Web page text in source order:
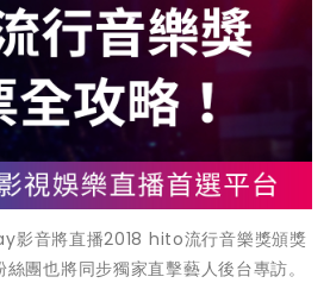
音將直播2018 hito流行音樂獎頒獎
團也將同步獨家直擊藝人後台專訪。